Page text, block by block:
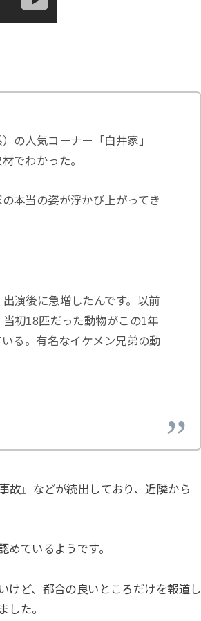
の人気コーナー「白井家」
でわかった。
本当の姿が浮かび上がってき
演後に急増したんです。以前
初18匹だった動物がこの1年
る。有名なイケメン兄弟の動
故』などが続出しており、近隣から
ているようです。
けど、都合の良いところだけを報道し
した。